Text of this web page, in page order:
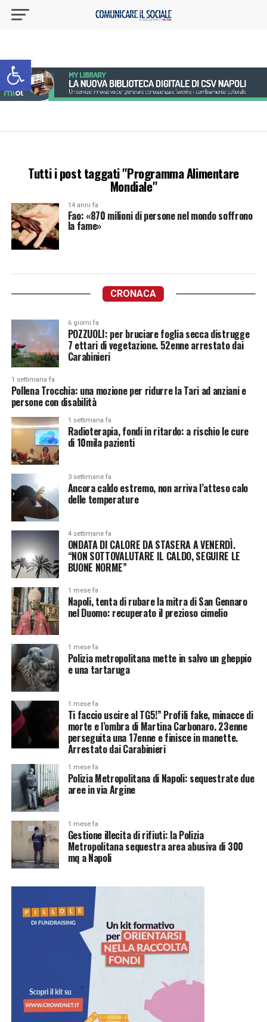
Apri la barra degli strumenti
Tutti i post taggati "Programma Alimentare
Mondiale"
14 anni fa
Fao: «870 milioni di persone nel mondo soffrono
la fame»
CRONACA
6 giorni fa
POZZUOLI: per bruciare foglia secca distrugge
7 ettari di vegetazione. 52enne arrestato dai
Carabinieri
1 settimana fa
Pollena Trocchia: una mozione per ridurre la Tari ad anziani e
persone con disabilità
1 settimana fa
Radioterapia, fondi in ritardo: a rischio le cure
di 10mila pazienti
3 settimane fa
Ancora caldo estremo, non arriva l’atteso calo
delle temperature
4 settimane fa
ONDATA DI CALORE DA STASERA A VENERDÌ.
“NON SOTTOVALUTARE IL CALDO, SEGUIRE LE
BUONE NORME”
1 mese fa
Napoli, tenta di rubare la mitra di San Gennaro
nel Duomo: recuperato il prezioso cimelio
1 mese fa
Polizia metropolitana mette in salvo un gheppio
e una tartaruga
1 mese fa
Ti faccio uscire al TG5!” Profili fake, minacce di
morte e l’ombra di Martina Carbonaro. 23enne
perseguita una 17enne e finisce in manette.
Arrestato dai Carabinieri
1 mese fa
Polizia Metropolitana di Napoli: sequestrate due
aree in via Argine
1 mese fa
Gestione illecita di rifiuti: la Polizia
Metropolitana sequestra area abusiva di 300
mq a Napoli